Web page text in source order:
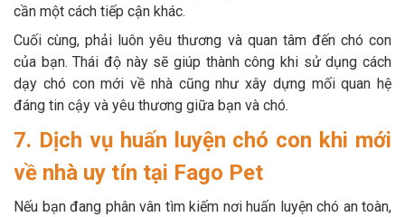
cần một cách tiếp cận khác.
Cuối cùng, phải luôn yêu thương và quan tâm đến chó con
của bạn. Thái độ này sẽ giúp thành công khi sử dụng cách
dạy chó con mới về nhà cũng như xây dựng mối quan hệ
đáng tin cậy và yêu thương giữa bạn và chó.
7. Dịch vụ huấn luyện chó con khi mới
về nhà uy tín tại Fago Pet
Nếu bạn đang phân vân tìm kiếm nơi huấn luyện chó an toàn,